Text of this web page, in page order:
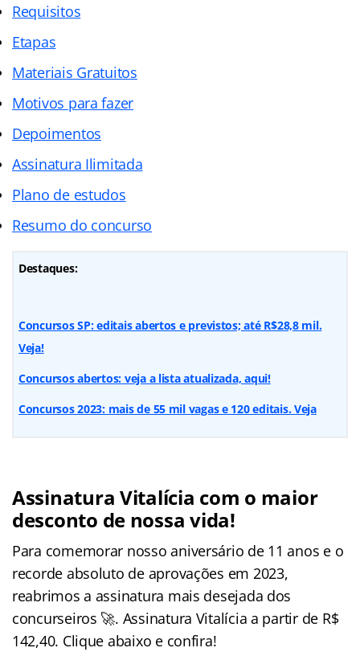
Requisitos
Etapas
Materiais Gratuitos
Motivos para fazer
Depoimentos
Assinatura Ilimitada
Plano de estudos
Resumo do concurso
Destaques:
Concursos SP: editais abertos e previstos; até R$28,8 mil.
Veja!
Concursos abertos: veja a lista atualizada, aqui!
Concursos 2023: mais de 55 mil vagas e 120 editais. Veja
Assinatura Vitalícia com o maior
desconto de nossa vida!
Para comemorar nosso aniversário de 11 anos e o
recorde absoluto de aprovações em 2023,
reabrimos a assinatura mais desejada dos
concurseiros 🚀. Assinatura Vitalícia a partir de R$
142,40. Clique abaixo e confira!